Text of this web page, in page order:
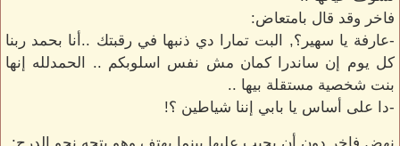
فاخر وقد قال بامتعاض:
-عارفة يا سهير؟, البت تمارا دي ذنبها في رقبتك ..أنا بحمد ربنا
كل يوم إن ساندرا كمان مش نفس اسلوبكم .. الحمدلله إنها
بنت شخصية مستقلة بيها ..
-دا على أساس يا بابي إننا شياطين ؟!